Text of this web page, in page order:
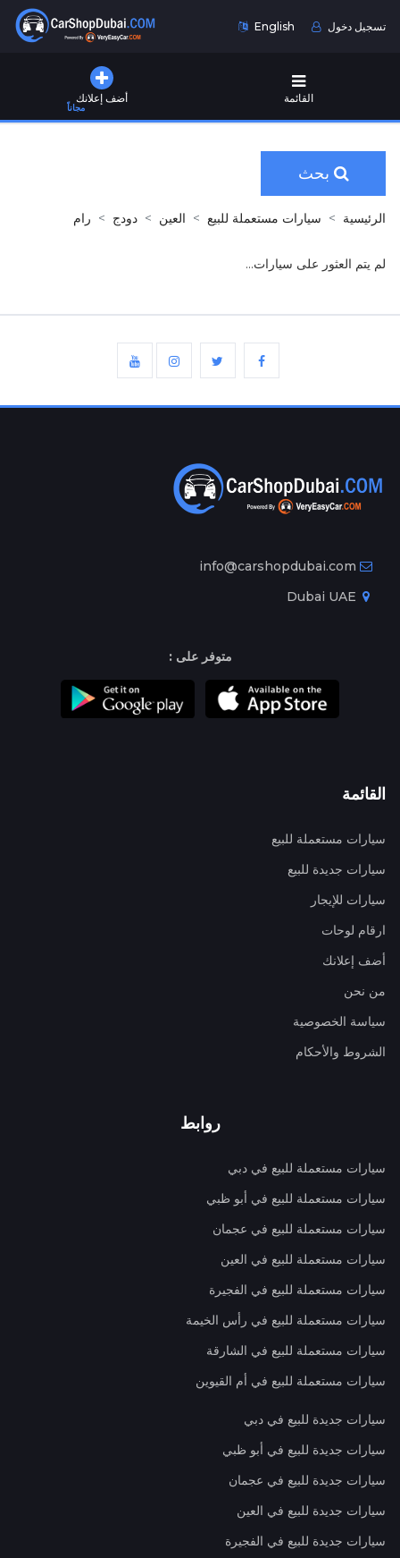
English تسجيل دخول
أضف إعلانك
مجاناً
القائمة
بحث
الرئيسية سيارات مستعملة للبيع العين دودج رام
لم يتم العثور على سيارات...
info@carshopdubai.com
متوفر على :
القائمة
سيارات مستعملة للبيع
سيارات جديدة للبيع
سيارات للإيجار
ارقام لوحات
أضف إعلانك
من نحن
سياسة الخصوصية
الشروط والأحكام
روابط
سيارات مستعملة للبيع في دبي
سيارات مستعملة للبيع في أبو ظبي
سيارات مستعملة للبيع في عجمان
سيارات مستعملة للبيع في العين
سيارات مستعملة للبيع في الفجيرة
سيارات مستعملة للبيع في رأس الخيمة
سيارات مستعملة للبيع في الشارقة
سيارات مستعملة للبيع في أم القيوين
سيارات جديدة للبيع في دبي
سيارات جديدة للبيع في أبو ظبي
سيارات جديدة للبيع في عجمان
سيارات جديدة للبيع في العين
سيارات جديدة للبيع في الفجيرة